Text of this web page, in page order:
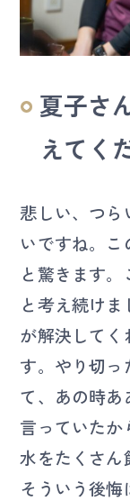
夏子さ
えてく
悲しい、つ
いですね。
と驚きます
と考え続け
が解決して
す。やり切
て、あの時あ
言っていた
水をたくさん
そういう後